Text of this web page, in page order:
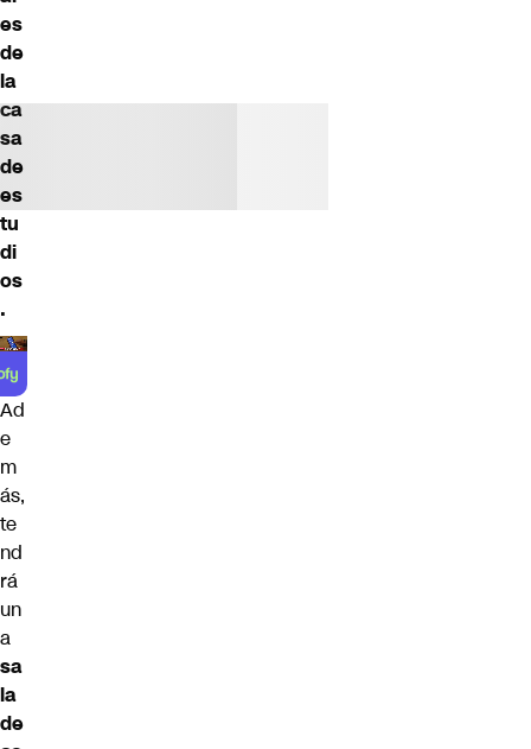
es
de
la
ca
sa
de
es
tu
di
os
.
Ad
e
m
ás,
te
nd
rá
un
a
sa
la
de